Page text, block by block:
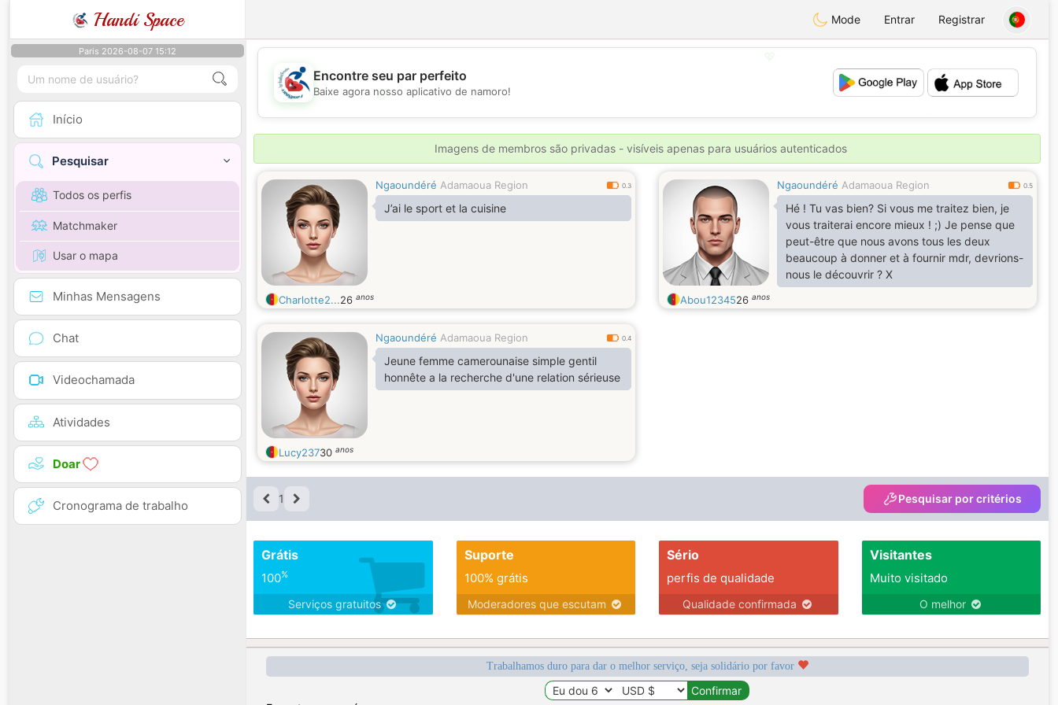
Handi Space Mode Entrar Registrar
Paris 2026-08-07 15:12
Início
Pesquisar
Todos os perfis
Matchmaker
Usar o mapa
Minhas Mensagens
Chat
Videochamada
Atividades
Doar
Cronograma de trabalho
💖
💕
💕
Encontre seu par perfeito
Baixe agora nosso aplicativo de namoro!
Imagens de membros são privadas - visíveis apenas para usuários autenticados
Ngaoundéré Adamaoua Region 0.3
J’ai le sport et la cuisine
Charlotte2...26 anos
Ngaoundéré Adamaoua Region 0.5
Hé ! Tu vas bien? Si vous me traitez bien, je
vous traiterai encore mieux ! ;) Je pense que
peut-être que nous avons tous les deux
beaucoup à donner et à fournir mdr, devrions-
nous le découvrir ? X
Abou1234526 anos
Ngaoundéré Adamaoua Region 0.4
Jeune femme camerounaise simple gentil
honnête a la recherche d'une relation sérieuse
Lucy23730 anos
1 Pesquisar por critérios
Grátis
100%
Serviços gratuitos
Suporte
100% grátis
Moderadores que escutam
Sério
perfis de qualidade
Qualidade confirmada
Visitantes
Muito visitado
O melhor
Trabalhamos duro para dar o melhor serviço, seja solidário por favor